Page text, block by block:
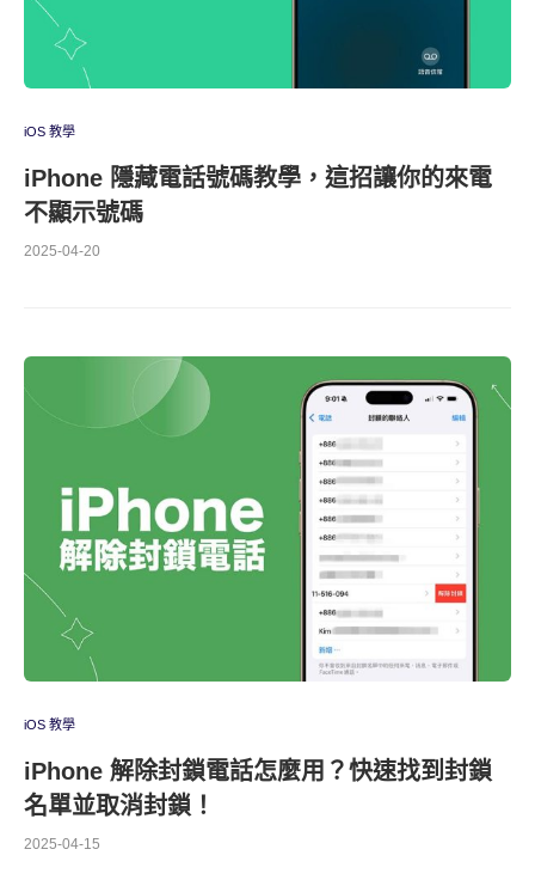
iOS 教學
iPhone 隱藏電話號碼教學，這招讓你的來電
不顯示號碼
2025-04-20
iOS 教學
iPhone 解除封鎖電話怎麼用？快速找到封鎖
名單並取消封鎖！
2025-04-15